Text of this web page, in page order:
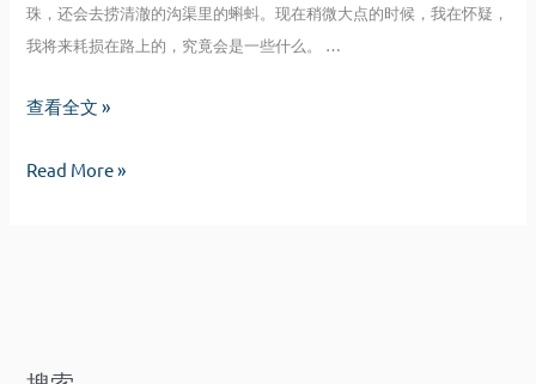
珠，还会去捞清澈的沟渠里的蝌蚪。现在稍微大点的时候，我在怀疑，
我将来耗损在路上的，究竟会是一些什么。 …
千
万
查看全文 »
千
Read More »